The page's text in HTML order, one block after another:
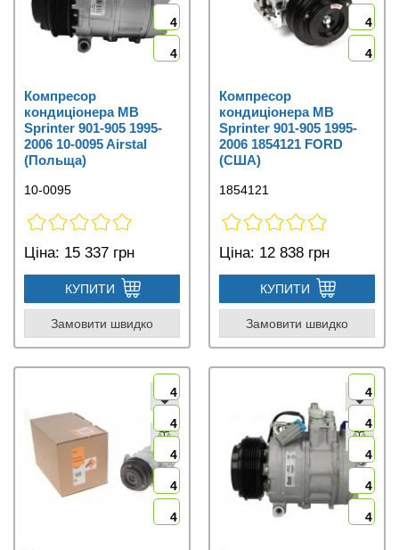
4
4
Компресор
кондиціонера MB
Sprinter 901-905 1995-
2006 10-0095 Airstal
(Польща)
10-0095
Ціна: 15 337 грн
КУПИТИ
Замовити швидко
4
4
Компресор
кондиціонера MB
Sprinter 901-905 1995-
2006 1854121 FORD
(США)
1854121
Ціна: 12 838 грн
КУПИТИ
Замовити швидко
4
4
4
4
4
4
4
4
4
4